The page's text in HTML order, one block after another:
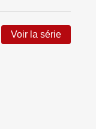
Voir la série